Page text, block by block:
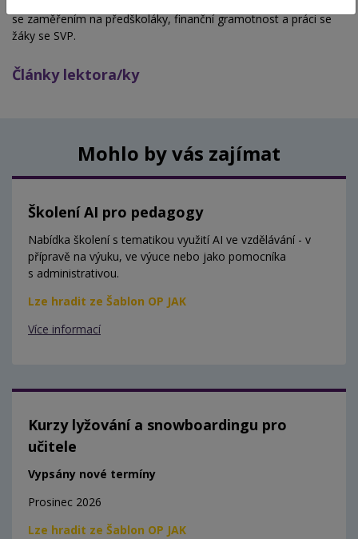
se zaměřením na předškoláky, finanční gramotnost a práci se
žáky se SVP.
Články lektora/ky
Mohlo by vás zajímat
Školení AI pro pedagogy
Nabídka školení s tematikou využití AI ve vzdělávání - v
přípravě na výuku, ve výuce nebo jako pomocníka
s administrativou.
Lze hradit ze Šablon OP JAK
Více informací
Kurzy lyžování a snowboardingu pro
učitele
Vypsány nové termíny
Prosinec 2026
Lze hradit ze Šablon OP JAK